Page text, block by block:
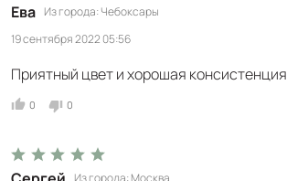
Ева Из города Чебоксары
19 сентября 2022 05:56
Приятный цвет и хорошая консистенция
0 0
Из города Москва